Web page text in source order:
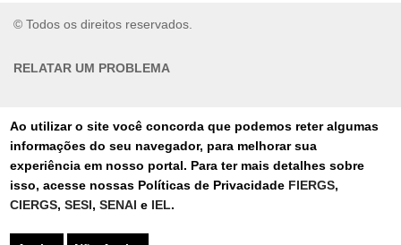
Ao utilizar o site você concorda que podemos reter algumas
informações do seu navegador, para melhorar sua
experiência em nosso portal. Para ter mais detalhes sobre
isso, acesse nossas Políticas de Privacidade FIERGS,
CIERGS,SESI,SENAIe IEL.
© Todos os direitos reservados.
RELATAR UM PROBLEMA
PORTAL DE COMPRAS
TERMOS DE USO